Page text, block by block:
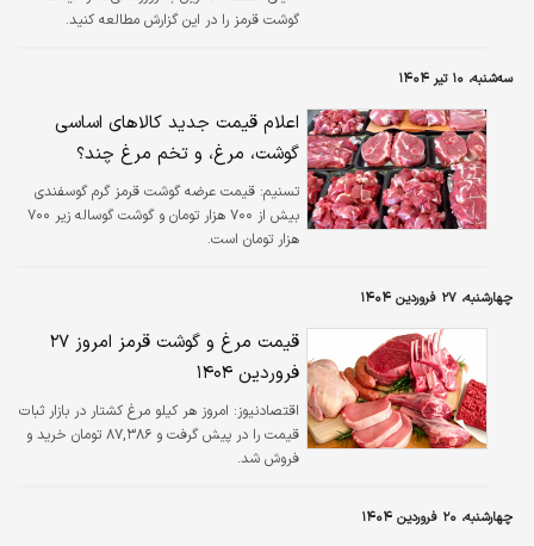
گوشت قرمز را در این گزارش مطالعه کنید.
سه‌شنبه، ۱۰ تیر ۱۴۰۴
اعلام قیمت جدید کالاهای اساسی
گوشت، مرغ، و تخم مرغ چند؟
تسنیم: ​قیمت عرضه گوشت قرمز گرم گوسفندی
بیش از ۷۰۰ هزار تومان و گوشت گوساله زیر ۷۰۰
هزار تومان است.
چهارشنبه، ۲۷ فروردین ۱۴۰۴
قیمت مرغ و گوشت قرمز امروز ۲۷
فروردین ۱۴۰۴
اقتصادنیوز: امروز هر کیلو مرغ کشتار در بازار ثبات
قیمت را در پیش گرفت و ۸۷,۳۸۶ تومان خرید و
فروش شد.
چهارشنبه، ۲۰ فروردین ۱۴۰۴